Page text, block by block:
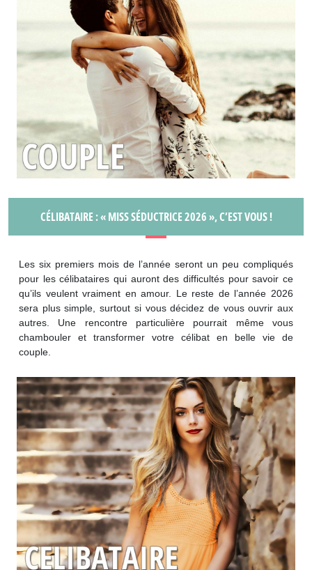
CÉLIBATAIRE : « MISS SÉDUCTRICE 2026 », C’EST VOUS !
Les six premiers mois de l’année seront un peu compliqués
pour les célibataires qui auront des difficultés pour savoir ce
qu’ils veulent vraiment en amour. Le reste de l’année 2026
sera plus simple, surtout si vous décidez de vous ouvrir aux
autres. Une rencontre particulière pourrait même vous
chambouler et transformer votre célibat en belle vie de
couple.